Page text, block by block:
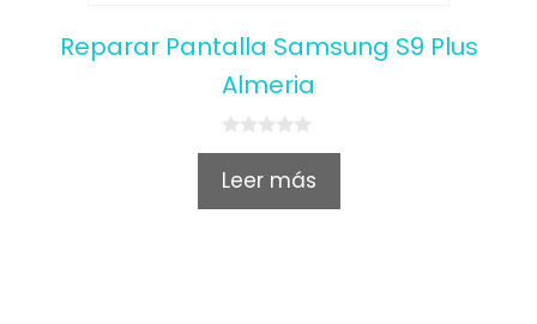
Reparar Pantalla Samsung S9 Plus
Almeria
0
u
Leer más